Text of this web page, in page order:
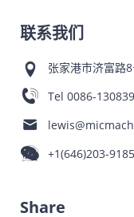
联系我们
张家港市济富路
Tel 0086-
+1(646)203-9185
Share